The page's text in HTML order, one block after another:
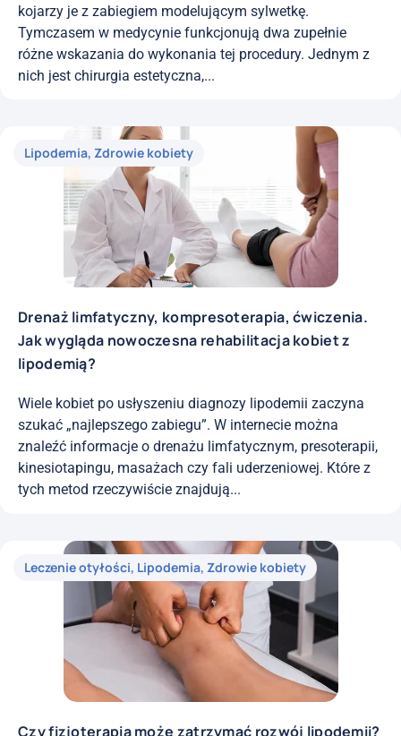
kojarzy je z zabiegiem modelującym sylwetkę.
Tymczasem w medycynie funkcjonują dwa zupełnie
różne wskazania do wykonania tej procedury. Jednym z
nich jest chirurgia estetyczna,...
Lipodemia, Zdrowie kobiety
Drenaż limfatyczny, kompresoterapia, ćwiczenia.
Jak wygląda nowoczesna rehabilitacja kobiet z
lipodemią?
Wiele kobiet po usłyszeniu diagnozy lipodemii zaczyna
szukać „najlepszego zabiegu”. W internecie można
znaleźć informacje o drenażu limfatycznym, presoterapii,
kinesiotapingu, masażach czy fali uderzeniowej. Które z
tych metod rzeczywiście znajdują...
Leczenie otyłości, Lipodemia, Zdrowie kobiety
Czy fizjoterapia może zatrzymać rozwój lipodemii?